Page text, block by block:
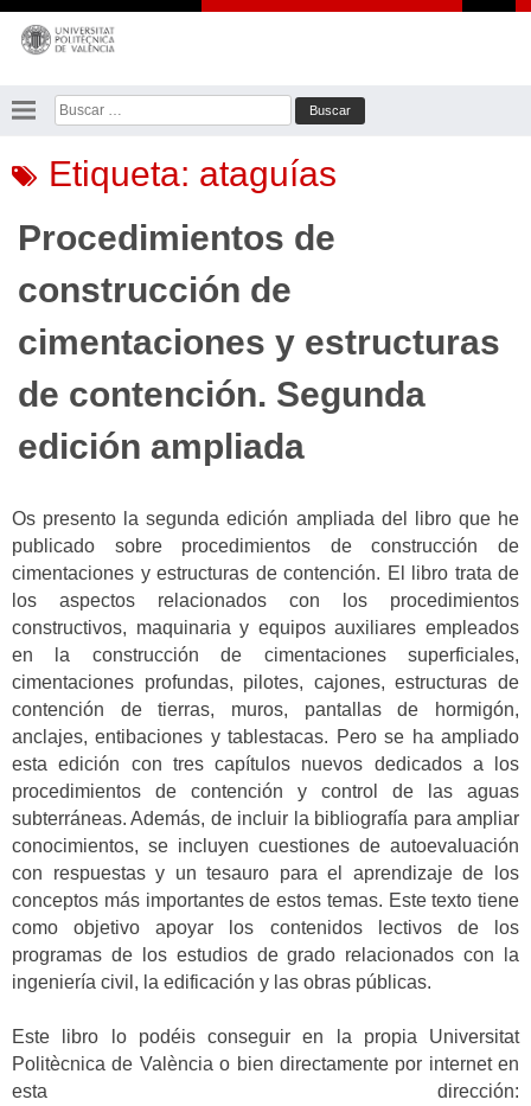
Saltar
contenido
Buscar:
Etiqueta: ataguías
Procedimientos de
construcción de
cimentaciones y estructuras
de contención. Segunda
edición ampliada
Os presento la segunda edición ampliada del libro que he
publicado sobre procedimientos de construcción de
cimentaciones y estructuras de contención. El libro trata de
los aspectos relacionados con los procedimientos
constructivos, maquinaria y equipos auxiliares empleados
en la construcción de cimentaciones superficiales,
cimentaciones profundas, pilotes, cajones, estructuras de
contención de tierras, muros, pantallas de hormigón,
anclajes, entibaciones y tablestacas. Pero se ha ampliado
esta edición con tres capítulos nuevos dedicados a los
procedimientos de contención y control de las aguas
subterráneas. Además, de incluir la bibliografía para ampliar
conocimientos, se incluyen cuestiones de autoevaluación
con respuestas y un tesauro para el aprendizaje de los
conceptos más importantes de estos temas. Este texto tiene
como objetivo apoyar los contenidos lectivos de los
programas de los estudios de grado relacionados con la
ingeniería civil, la edificación y las obras públicas.
Este libro lo podéis conseguir en la propia Universitat
Politècnica de València o bien directamente por internet en
esta dirección: